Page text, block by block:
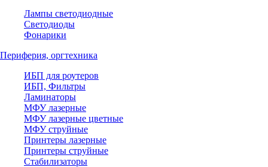
Лампы светодиодные
Светодиоды
Фонарики
Периферия, оргтехника
ИБП для роутеров
ИБП, Фильтры
Ламинаторы
МФУ лазерные
МФУ лазерные цветные
МФУ струйные
Принтеры лазерные
Принтеры струйные
Стабилизаторы